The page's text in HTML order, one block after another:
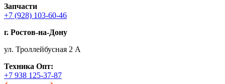
Запчасти
+7 (928) 103-60-46
г. Ростов-на-Дону
ул. Троллейбусная 2 А
Техника Опт:
+7 938 125-37-87